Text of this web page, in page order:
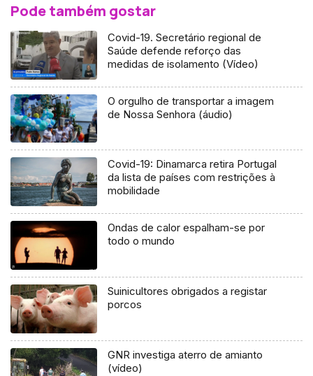
Pode também gostar
Covid-19. Secretário regional de
Saúde defende reforço das
medidas de isolamento (Vídeo)
O orgulho de transportar a imagem
de Nossa Senhora (áudio)
Covid-19: Dinamarca retira Portugal
da lista de países com restrições à
mobilidade
Ondas de calor espalham-se por
todo o mundo
Suinicultores obrigados a registar
porcos
GNR investiga aterro de amianto
(vídeo)